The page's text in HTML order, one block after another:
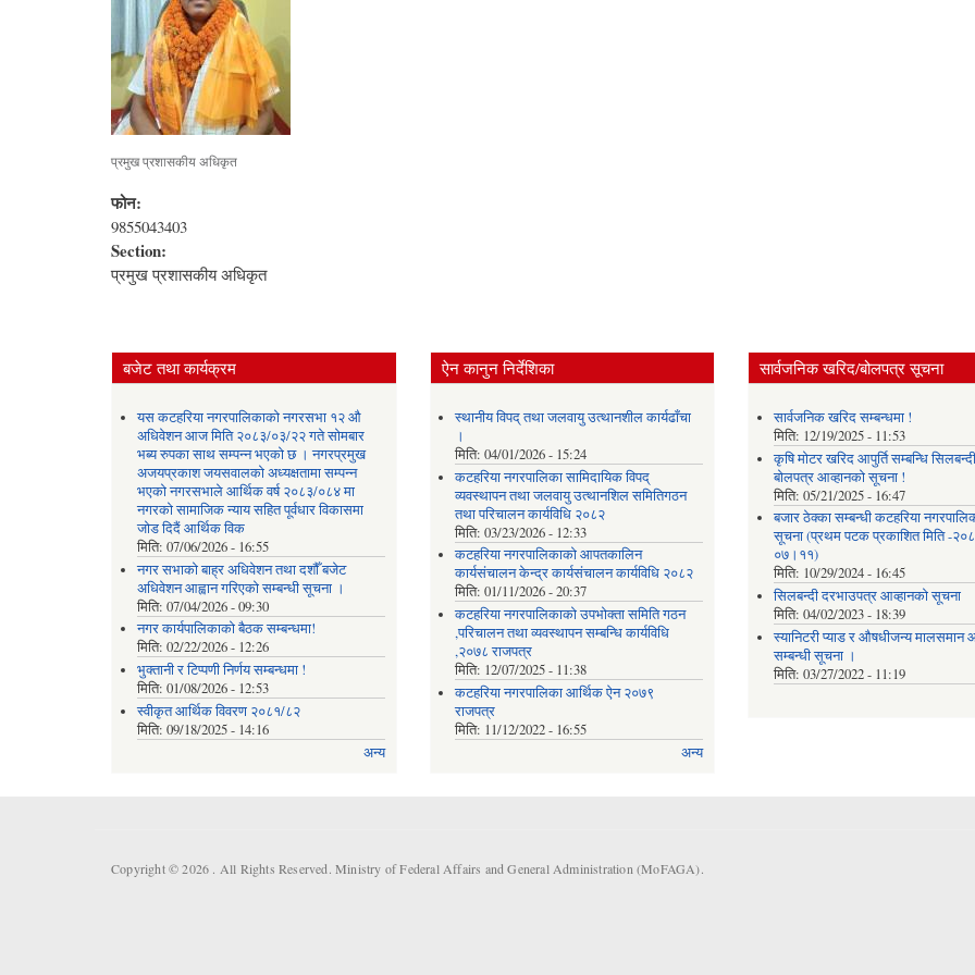
प्रमुख प्रशासकीय अधिकृत
फोन:
9855043403
Section:
प्रमुख प्रशासकीय अधिकृत
बजेट तथा कार्यक्रम
यस कटहरिया नगरपालिकाको नगरसभा १२ औ
अधिवेशन आज मिति २०८३/०३/२२ गते सोमबार
भब्य रुपका साथ सम्पन्न भएको छ । नगरप्रमुख
अजयप्रकाश जयसवालको अध्यक्षतामा सम्पन्न
भएको नगरसभाले आर्थिक वर्ष २०८३/०८४ मा
नगरको सामाजिक न्याय सहित पूर्वधार विकासमा
जोड दिदैं आर्थिक विक
मिति: 07/06/2026 - 16:55
नगर सभाको बाह्र अधिवेशन तथा दशौँ बजेट
अधिवेशन आह्वान गरिएको सम्बन्धी सूचना ।
मिति: 07/04/2026 - 09:30
नगर कार्यपालिकाको बैठक सम्बन्धमा!
मिति: 02/22/2026 - 12:26
भुक्तानी र टिप्पणी निर्णय सम्बन्धमा !
मिति: 01/08/2026 - 12:53
स्वीकृत आर्थिक विवरण २०८१/८२
मिति: 09/18/2025 - 14:16
अन्य
ऐन कानुन निर्देशिका
स्थानीय विपद् तथा जलवायु उत्थानशील कार्यढाँचा
।
मिति:04/01/2026 - 15:24
कटहरिया नगरपालिका सामिदायिक विपद्
व्यवस्थापन तथा जलवायु उत्थानशिल समितिगठन
तथा परिचालन कार्यविधि २०८२
मिति:03/23/2026 - 12:33
कटहरिया नगरपालिकाको आपतकालिन
कार्यसंचालन केन्द्र कार्यसंचालन कार्यविधि २०८२
मिति:01/11/2026 - 20:37
कटहरिया नगरपालिकाको उपभोक्ता समिति गठन
,परिचालन तथा व्यवस्थापन सम्बन्धि कार्यविधि
,२०७८ राजपत्र
मिति: 12/07/2025 - 11:38
कटहरिया नगरपालिका आर्थिक ऐन २०७९
राजपत्र
मिति: 11/12/2022 - 16:55
अन्य
सार्वजनिक खरिद/बोलपत्र सूचना
सार्वजनिक खरिद सम्बन्धमा !
मिति: 12/19/2025 - 11:53
कृषि मोटर खरिद आपुर्ति सम्बन्धि सिलबन्दी
बोलपत्र आव्हानको सूचना !
मिति: 05/21/2025 - 16:47
बजार ठेक्का सम्बन्धी कटहरिया
सूचना (प्रथम पटक प्रकाशित मिति -
०७।११)
मिति: 10/29/2024 - 16:45
सिलबन्दी दरभाउपत्र आव्हानको सूचना
मिति: 04/02/2023 - 18:39
स्यानिटरी प्याड र ‌औषधीजन्य मालसमान
सम्बन्धी सूचना ।
मिति: 03/27/2022 - 11:19
Copyright © 2026 . All Rights Reserved. Ministry of Federal Affairs and General Administration (MoFAGA).